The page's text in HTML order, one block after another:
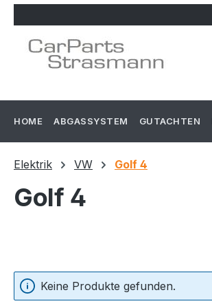
HOME ABGASSYSTEM GUTACHTEN
Elektrik VW Golf 4
Golf 4
Keine Produkte gefunden.